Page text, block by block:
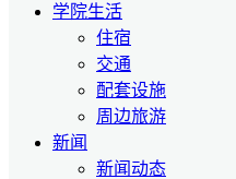
学院生活
住宿
交通
配套设施
周边旅游
新闻
新闻动态